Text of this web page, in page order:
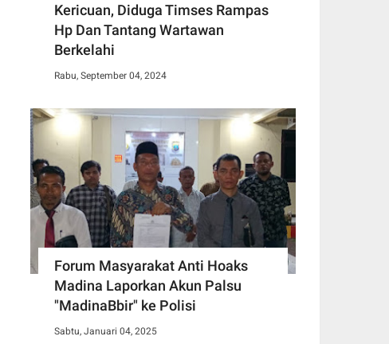
Kericuan, Diduga Timses Rampas
Hp Dan Tantang Wartawan
Berkelahi
Rabu, September 04, 2024
Forum Masyarakat Anti Hoaks
Madina Laporkan Akun Palsu
"MadinaBbir" ke Polisi
Sabtu, Januari 04, 2025